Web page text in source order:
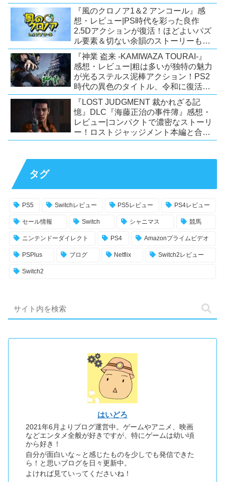
ー！【PC/Steam/Switch/PS4】
『風のクロノア1＆2 アンコール』感
想・レビュー|PS時代を彩った良作
2.5Dアクションが復活！ほどよいパズ
ル要素＆切ない余韻のストーリーも魅
力！【Switch/PS5/PS4/Xbox
X|S/Xone/PC】
『神業 盗来 -KAMIWAZA TOURAI-』
感想・レビュー|粗は多いが独特の魅力
が光るステルス泥棒アクション！PS2
時代の異色のタイトル、令和に復活！
【Switch/PS4/Steam】
『LOST JUDGMENT 裁かれざる記
憶』DLC『海藤正治の事件簿』感想・
レビュー|コンパクトで濃密なストーリ
ー！ロストジャッジメント本編と合わ
せておすすめの満足度の高いDLC！
タグ
PS5 Switchレビュー PS5レビュー PS4レビュー
セール情報 Switch シャニマス 競馬
ニンテンドーダイレクト PS4 Amazonプライムビデオ
PSPlus ブログ Netflix Switch2レビュー
Switch2
はいどろ
2021年6月よりブログ運営中。ゲームやアニメ、映画
などエンタメ全般が好きですが、特にゲームは幼い頃
から好き！
自分が面白いな～と感じたものを少しでも発信できた
ら！と思いブログを日々更新中。
よければ見ていってくださいね！